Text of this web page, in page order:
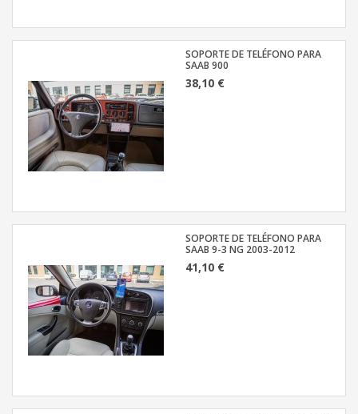
SOPORTE DE TELÉFONO PARA
SAAB 900
38,10 €
SOPORTE DE TELÉFONO PARA
SAAB 9-3 NG 2003-2012
41,10 €